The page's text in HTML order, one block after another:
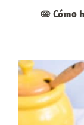
🥧 Cómo